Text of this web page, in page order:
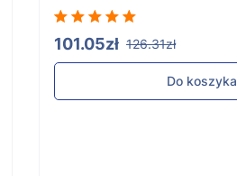
101.05zł 126.31zł
Do koszyka